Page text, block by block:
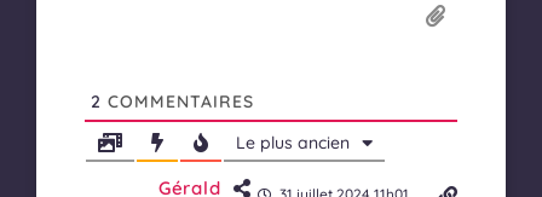
2 COMMENTAIRES
Le plus ancien
Gérald